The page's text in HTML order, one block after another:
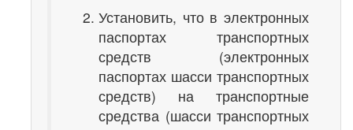
Установить, что в электронных
паспортах транспортных
средств (электронных
паспортах шасси транспортных
средств) на транспортные
средства (шасси транспортных